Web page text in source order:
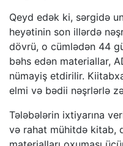
Qeyd edək ki, sərgidə
heyətinin son illərdə
dövrü, o cümlədən 44
bəhs edən materiallar,
nümayiş etdirilir.
elmi və bədii nəşrlərlə
Tələbələrin ixtiyarına
və rahat mühitdə kitab,